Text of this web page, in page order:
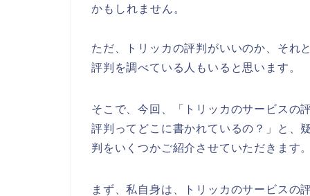
かもしれません。
ただ、トリッカの評判がいいのか、それ
評判を調べている人もいると思います。
そこで、今回、「トリッカのサービスの
評判ってどこに書かれているの？」と、
判をいくつかご紹介させていただきます
まず、私自身は、トリッカのサービスの